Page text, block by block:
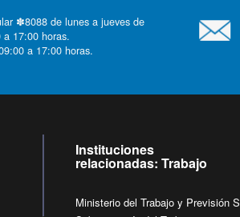
✽8088 de lunes a jueves de
a 17:00 horas.
a 17:00 horas.
Instituciones
relacionadas: Trabajo
Ministerio del Trabajo y Previsión